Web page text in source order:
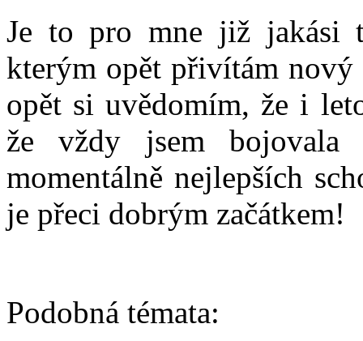
Je to pro mne již jakási
kterým opět přivítám nový
opět si uvědomím, že i
že vždy jsem
momentálně nejlepších
je přeci dobrým začátkem!
Podobná témata: